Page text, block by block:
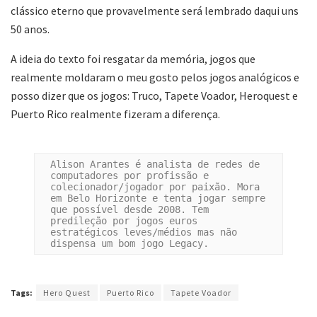
clássico eterno que provavelmente será lembrado daqui uns
50 anos.
A ideia do texto foi resgatar da memória, jogos que
realmente moldaram o meu gosto pelos jogos analógicos e
posso dizer que os jogos: Truco, Tapete Voador, Heroquest e
Puerto Rico realmente fizeram a diferença.
Alison Arantes é analista de redes de
computadores por profissão e
colecionador/jogador por paixão. Mora
em Belo Horizonte e tenta jogar sempre
que possível desde 2008. Tem
predileção por jogos euros
estratégicos leves/médios mas não
dispensa um bom jogo Legacy.
Tags: Hero Quest Puerto Rico Tapete Voador